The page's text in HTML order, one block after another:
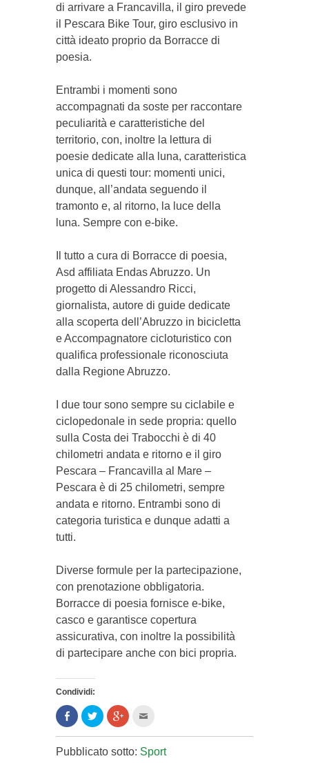
di arrivare a Francavilla, il giro prevede
il Pescara Bike Tour, giro esclusivo in
città ideato proprio da Borracce di
poesia.
Entrambi i momenti sono
accompagnati da soste per raccontare
peculiarità e caratteristiche del
territorio, con, inoltre la lettura di
poesie dedicate alla luna, caratteristica
unica di questi tour: momenti unici,
dunque, all’andata seguendo il
tramonto e, al ritorno, la luce della
luna. Sempre con e-bike.
Il tutto a cura di Borracce di poesia,
Asd affiliata Endas Abruzzo. Un
progetto di Alessandro Ricci,
giornalista, autore di guide dedicate
alla scoperta dell’Abruzzo in bicicletta
e Accompagnatore cicloturistico con
qualifica professionale riconosciuta
dalla Regione Abruzzo.
I due tour sono sempre su ciclabile e
ciclopedonale in sede propria: quello
sulla Costa dei Trabocchi è di 40
chilometri andata e ritorno e il giro
Pescara – Francavilla al Mare –
Pescara è di 25 chilometri, sempre
andata e ritorno. Entrambi sono di
categoria turistica e dunque adatti a
tutti.
Diverse formule per la partecipazione,
con prenotazione obbligatoria.
Borracce di poesia fornisce e-bike,
casco e garantisce copertura
assicurativa, con inoltre la possibilità
di partecipare anche con bici propria.
Condividi:
Condividi
su
Facebook
(Si
apre
in
Clicca
per
condividere
su
Twitter
(Si
Clicca
per
su
Google+
(Si
l'articolo
via
mail
Pubblicato sotto: Sport